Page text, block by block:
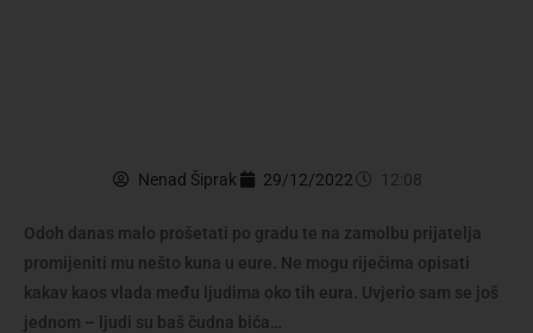
Nenad Šiprak 29/12/2022 12:08
Odoh danas malo prošetati po gradu te na zamolbu prijatelja
promijeniti mu nešto kuna u eure. Ne mogu riječima opisati
kakav kaos vlada među ljudima oko tih eura. Uvjerio sam se još
jednom – ljudi su baš čudna bića…